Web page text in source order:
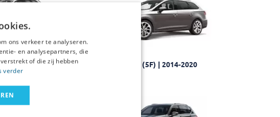
(KL) | 2020-
Leon ST (5F) | 2014-2020
ons verkeer te analyseren.
en analysepartners, die
of die zij hebben
verder